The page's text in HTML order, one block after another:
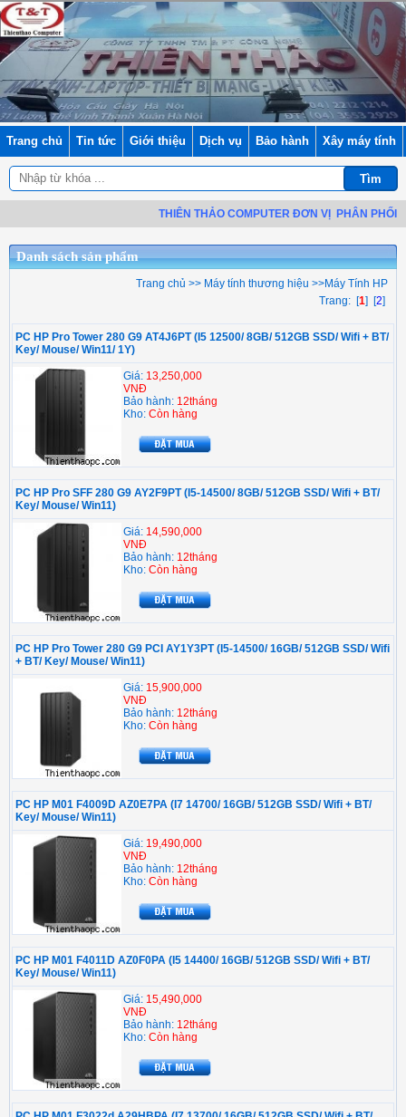
Trang chủ Tin tức Giới thiệu Dịch vụ Bảo hành Xây máy tính
THIÊN THẢO COMPUTER ĐƠN VỊ PHÂN PHỐI
Danh sách sản phẩm
Trang chủ >> Máy tính thương hiệu >>Máy Tính HP
Trang: [1] [2]
PC HP Pro Tower 280 G9 AT4J6PT (I5 12500/ 8GB/ 512GB SSD/ Wifi + BT/
Key/ Mouse/ Win11/ 1Y)
Giá: 13,250,000
VNĐ
Bảo hành: 12tháng
Kho: Còn hàng
PC HP Pro SFF 280 G9 AY2F9PT (I5-14500/ 8GB/ 512GB SSD/ Wifi + BT/
Key/ Mouse/ Win11)
Giá: 14,590,000
VNĐ
Bảo hành: 12tháng
Kho: Còn hàng
PC HP Pro Tower 280 G9 PCI AY1Y3PT (I5-14500/ 16GB/ 512GB SSD/ Wifi
+ BT/ Key/ Mouse/ Win11)
Giá: 15,900,000
VNĐ
Bảo hành: 12tháng
Kho: Còn hàng
PC HP M01 F4009D AZ0E7PA (I7 14700/ 16GB/ 512GB SSD/ Wifi + BT/
Key/ Mouse/ Win11)
Giá: 19,490,000
VNĐ
Bảo hành: 12tháng
Kho: Còn hàng
PC HP M01 F4011D AZ0F0PA (I5 14400/ 16GB/ 512GB SSD/ Wifi + BT/
Key/ Mouse/ Win11)
Giá: 15,490,000
VNĐ
Bảo hành: 12tháng
Kho: Còn hàng